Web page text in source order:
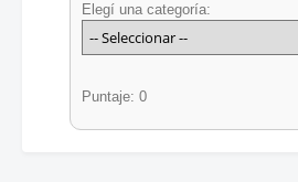
Elegí una categoría:
Puntaje: 0